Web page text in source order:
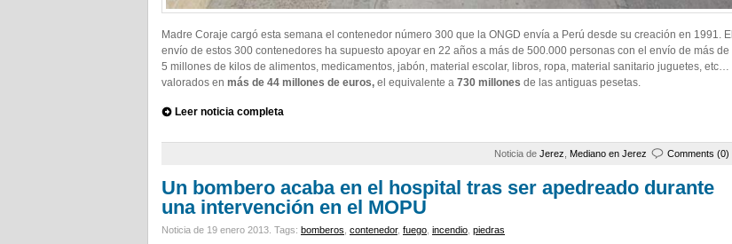
Madre Coraje cargó esta semana el contenedor número 300 que la ONGD envía a Perú desde su creación en 1991. El
envío de estos 300 contenedores ha supuesto apoyar en 22 años a más de 500.000 personas con el envío de más de
5 millones de kilos de alimentos, medicamentos, jabón, material escolar, libros, ropa, material sanitario juguetes, etc…
valorados en más de 44 millones de euros, el equivalente a 730 millones de las antiguas pesetas.
Leer noticia completa
Noticia de Jerez Mediano en Jerez Comments (0)
Un bombero acaba en el hospital tras ser apedreado durante
una intervención en el MOPU
Noticia de 19 enero 2013. Tags: bomberos contenedor, fuego incendio piedras